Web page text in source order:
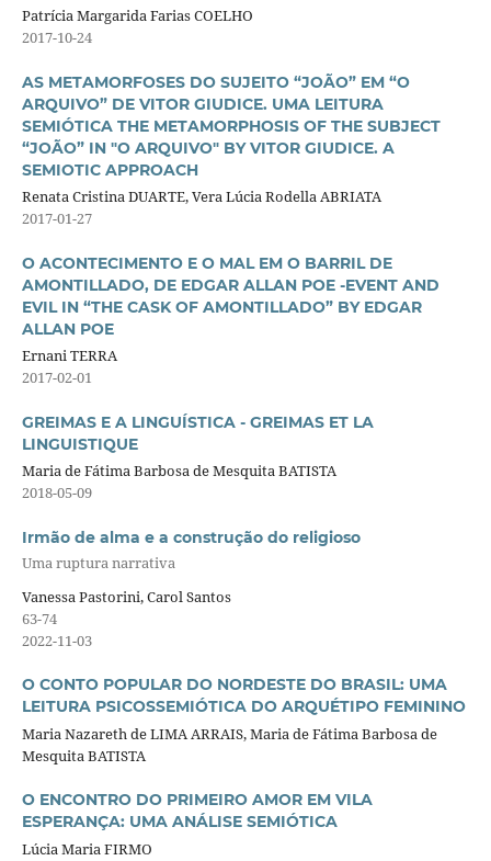
Patrícia Margarida Farias COELHO
2017-10-24
AS METAMORFOSES DO SUJEITO “JOÃO” EM “O
ARQUIVO” DE VITOR GIUDICE. UMA LEITURA
SEMIÓTICA THE METAMORPHOSIS OF THE SUBJECT
“JOÃO” IN "O ARQUIVO" BY VITOR GIUDICE. A
SEMIOTIC APPROACH
Renata Cristina DUARTE, Vera Lúcia Rodella ABRIATA
2017-01-27
O ACONTECIMENTO E O MAL EM O BARRIL DE
AMONTILLADO, DE EDGAR ALLAN POE -EVENT AND
EVIL IN “THE CASK OF AMONTILLADO” BY EDGAR
ALLAN POE
Ernani TERRA
2017-02-01
GREIMAS E A LINGUÍSTICA - GREIMAS ET LA
LINGUISTIQUE
Maria de Fátima Barbosa de Mesquita BATISTA
2018-05-09
Irmão de alma e a construção do religioso
Uma ruptura narrativa
Vanessa Pastorini, Carol Santos
63-74
2022-11-03
O CONTO POPULAR DO NORDESTE DO BRASIL: UMA
LEITURA PSICOSSEMIÓTICA DO ARQUÉTIPO FEMININO
Maria Nazareth de LIMA ARRAIS, Maria de Fátima Barbosa de
Mesquita BATISTA
O ENCONTRO DO PRIMEIRO AMOR EM VILA
ESPERANÇA: UMA ANÁLISE SEMIÓTICA
Lúcia Maria FIRMO